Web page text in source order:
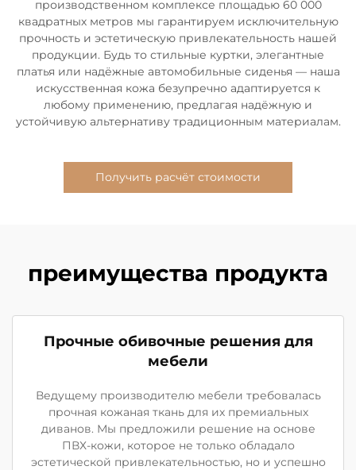
производственном комплексе площадью 60 000
квадратных метров мы гарантируем исключительную
прочность и эстетическую привлекательность нашей
продукции. Будь то стильные куртки, элегантные
платья или надёжные автомобильные сиденья — наша
искусственная кожа безупречно адаптируется к
любому применению, предлагая надёжную и
устойчивую альтернативу традиционным материалам.
Получить расчёт стоимости
преимущества продукта
Прочные обивочные решения для
мебели
Ведущему производителю мебели требовалась
прочная кожаная ткань для их премиальных
диванов. Мы предложили решение на основе
ПВХ-кожи, которое не только обладало
эстетической привлекательностью, но и успешно